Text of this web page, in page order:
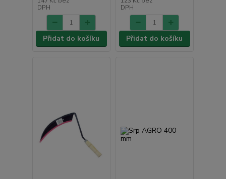
DPH
Přidat do košíku
DPH
Přidat do košíku